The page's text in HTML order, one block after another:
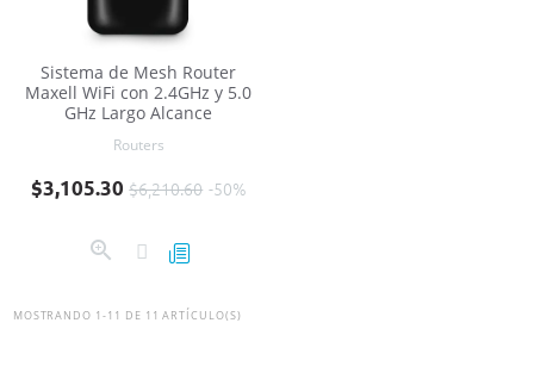
Sistema de Mesh Router
Maxell WiFi con 2.4GHz y 5.0
GHz Largo Alcance
Routers
Precio base $6,210.60 -50%
Precio
$3,105.30
MOSTRANDO 1-11 DE 11 ARTÍCULO(S)